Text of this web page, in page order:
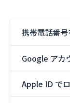
携帯電話番
Google アカ
Apple ID で